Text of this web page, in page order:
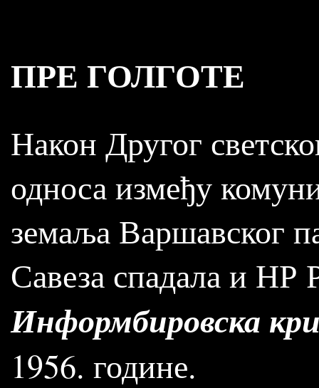
ПРЕ ГОЛГОТЕ
Након Другог
односа између
земаља Варшавског
Савеза спадала и НР
Информбировска
1956. године.